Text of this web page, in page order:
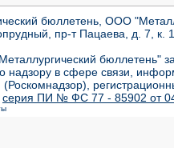
бюллетень, ООО
пр-т Пацаева, д. 7,
бюллетень"
надзору в сфере связи,
серия ПИ № ФС 77 - 85902 от 04